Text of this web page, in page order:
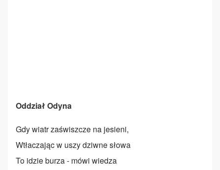
Oddział Odyna
Gdy wiatr zaświszcze na jesieni,
Wtłaczając w uszy dziwne słowa
To idzie burza - mówi wiedza